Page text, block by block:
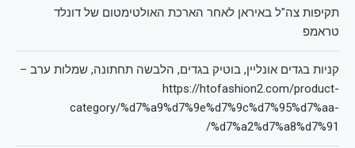
תקיפות צה"ל באיראן לאחר הארכת האולטימטום של דונלד
טראמפ
קניות בגדים אונליין, בוטיק בגדים, הלבשה תחתונה, שמלות ערב –
https://htofashion2.com/product-
category/%d7%a9%d7%9e%d7%9c%d7%95%d7%aa-
%d7%a2%d7%a8%d7%91/